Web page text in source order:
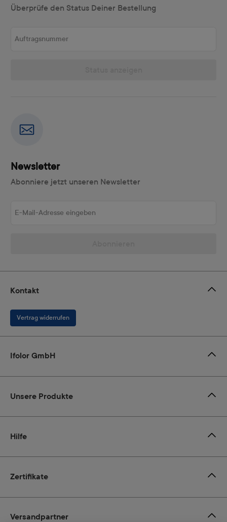
Überprüfe den Status Deiner Bestellung
Newsletter
Abonniere jetzt unseren Newsletter
Zertifikate
Kontakt
Vertrag widerrufen
Ifolor GmbH
Unsere Produkte
Hilfe
Versandpartner